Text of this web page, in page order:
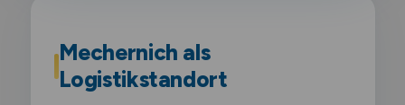
Mechernich als
Logistikstandort